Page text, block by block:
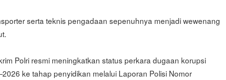
serta teknis pengadaan sepenuhnya menjadi wewenang
Polri resmi meningkatkan status perkara dugaan korupsi
ke tahap penyidikan melalui Laporan Polisi Nomor